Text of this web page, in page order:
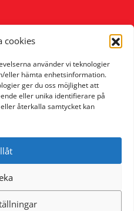
cookies
använder vi teknologier
eller hämta enhetsinformation.
ger du oss möjlighet att
eller unika identifierare på
återkalla samtycket kan